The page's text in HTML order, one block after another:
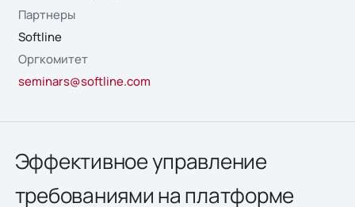
Партнеры
Softline
Оргкомитет
seminars@softline.com
Эффективное управление
требованиями на платформе